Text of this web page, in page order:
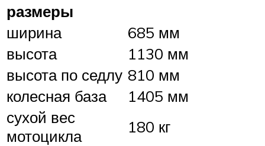
размеры
ширина
685 мм
высота
1130 мм
высота по седлу 810 мм
колесная база
1405 мм
сухой вес
мотоцикла
180 кг